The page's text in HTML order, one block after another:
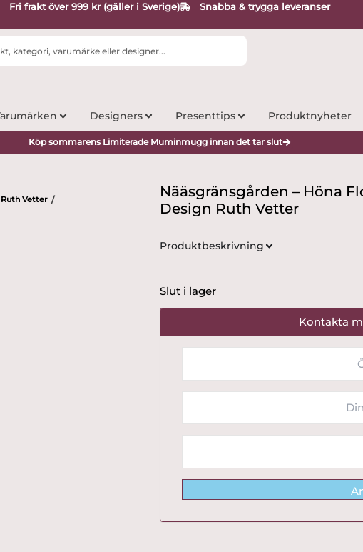
Fri frakt över 999 kr (gäller i Sverige) Snabba & trygga leveranser
Designers Presenttips Produktnyheter
Köp sommarens Limiterade Muminmugg innan det tar slut
Ruth Vetter /
Nääsgränsgården – Höna
Design Ruth Vetter
Produktbeskrivning
Slut i lager
Kontakta